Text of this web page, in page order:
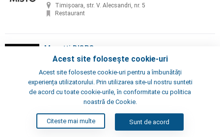
Timișoara, str. V. Alecsandri, nr. 5
Restaurant
Musetti D'ORO
Detalii
Timișoara, str.Eugeniu de Savoya, nr. 7
Cafenea, Restaurant, Pub
Neața Omelette Bistro
Detalii
Acest site folosește cookie-uri
Acest site foloseste cookie-uri pentru a îmbunătăți
experiența utilizatorului. Prin utilizarea site-ul nostru sunteti
de acord cu toate cookie-urile, în conformitate cu politica
noastră de Cookie.
Citeste mai multe Sunt de acord